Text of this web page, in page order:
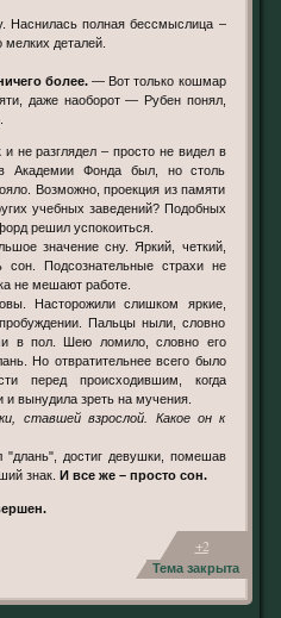
деталей.
более.— Вот только кошмар
даже наоборот — Рубен понял,
и не разглядел – просто не видел в
Академии Фонда был, но столь
Возможно, проекция из памяти
учебных заведений? Подобных
решил успокоиться.
значение сну. Яркий, четкий,
Подсознательные страхи не
не мешают работе.
Насторожили слишком яркие,
Пальцы ныли, словно
в пол. Шею ломило, словно его
Но отвратительнее всего было
перед происходившим, когда
и вынудила зреть на мучения.
ставшей взрослой. Какое он к
достиг девушки, помешав
знак.
И все же – просто сон.
+2
Тема закрыта